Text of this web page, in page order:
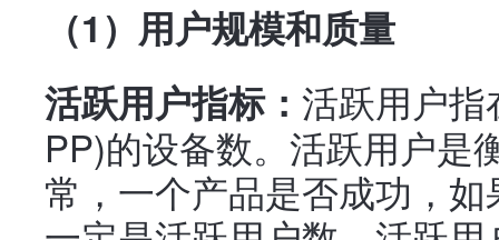
（1）用户规模和质量
活跃用户指标： 活跃用户
PP)的设备数。活跃用户是
常，一个产品是否成功，